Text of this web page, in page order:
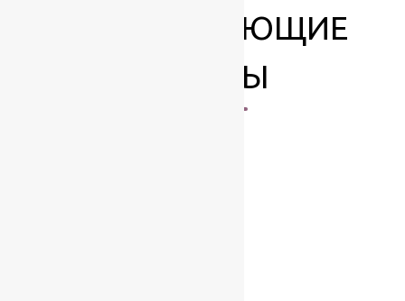
СОПУТСТВУЮЩИЕ
ТОВАРЫ